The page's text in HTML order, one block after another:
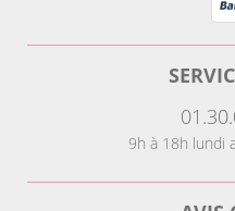
9h à 18h lundi